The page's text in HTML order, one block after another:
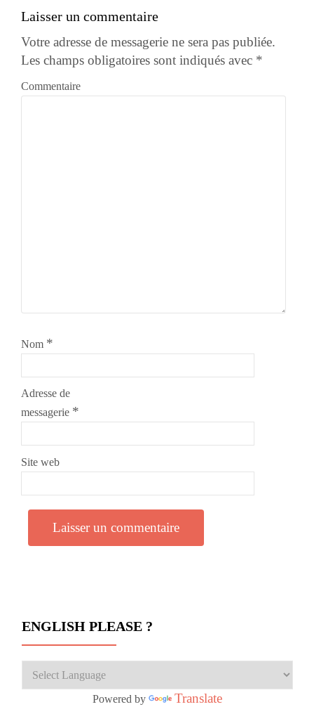
Laisser un commentaire
Votre adresse de messagerie ne sera pas publiée.
Les champs obligatoires sont indiqués avec *
Commentaire
Nom *
Adresse de
messagerie *
Site web
ENGLISH PLEASE ?
Powered by Translate